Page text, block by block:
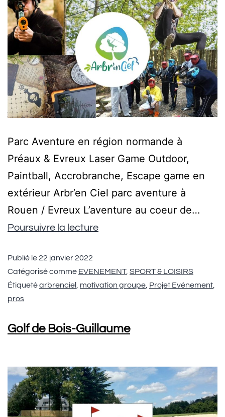
Parc Aventure en région normande à
Préaux & Evreux Laser Game Outdoor,
Paintball, Accrobranche, Escape game en
extérieur Arbr’en Ciel parc aventure à
Rouen / Evreux L’aventure au coeur de…
Poursuivre la lecture
Publié le22 janvier 2022
Catégorisé comme EVENEMENT, SPORT & LOISIRS
Étiquetéarbrenciel motivation groupe Projet Evénement
pros
Golf de Bois-Guillaume